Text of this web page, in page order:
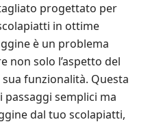
progettato per
in ottime
è un problema
non solo l’aspetto del
funzionalità. Questa
semplici ma
dal tuo scolapiatti,